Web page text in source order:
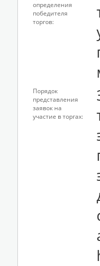
определения
победителя
торгов:
Порядок
представления
заявок на
участие в торгах: